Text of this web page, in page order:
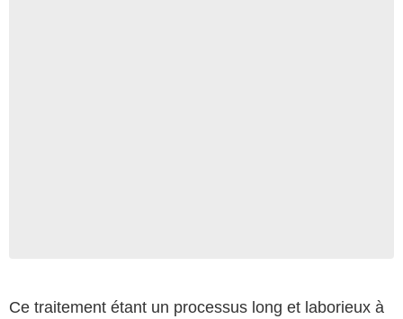
Ce traitement étant un processus long et laborieux à